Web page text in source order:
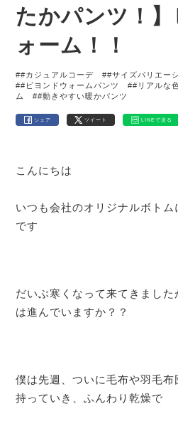
たかパンツ！
ォーム！！
##カジュアルコーデ ##サイズバリエー
##ビヨンドウォームパンツ
##リアルな
ム
##動きやすい暖かパンツ
シェア ツイート LINEで送る
こんにちは
いつも会社のオリジナルボト
です
だいぶ寒くなって来てきまし
は進んでいますか？？
僕は先週、ついに毛布や羽毛
持っていき、ふんわり乾燥で